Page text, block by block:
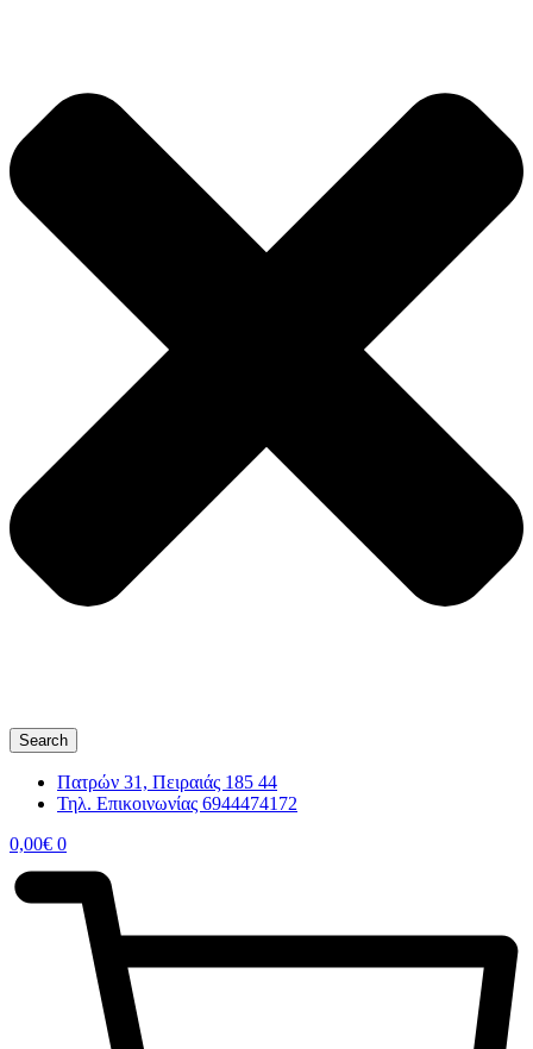
Search
Πατρών 31, Πειραιάς 185 44
Τηλ. Επικοινωνίας 6944474172
0,00€ 0